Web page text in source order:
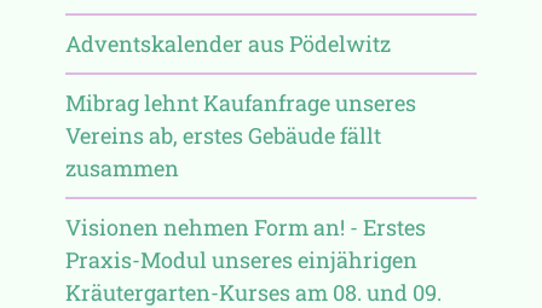
Adventskalender aus Pödelwitz
Mibrag lehnt Kaufanfrage unseres
Vereins ab, erstes Gebäude fällt
zusammen
Visionen nehmen Form an! - Erstes
Praxis-Modul unseres einjährigen
Kräutergarten-Kurses am 08. und 09.